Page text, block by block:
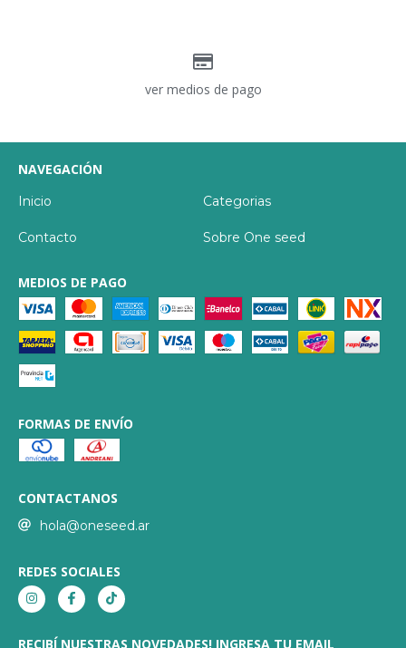
ver medios de pago
NAVEGACIÓN
Inicio Categorias
Contacto Sobre One seed
MEDIOS DE PAGO
FORMAS DE ENVÍO
CONTACTANOS
hola@oneseed.ar
REDES SOCIALES
RECIBÍ NUESTRAS NOVEDADES! INGRESA TU EMAIL